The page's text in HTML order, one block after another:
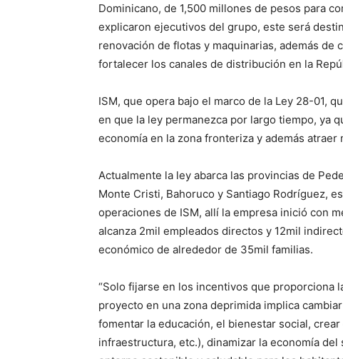
Dominicano, de 1,500 millones de pesos para
explicaron ejecutivos del grupo, este será
renovación de flotas y maquinarias, además
fortalecer los canales de distribución en la
ISM, que opera bajo el marco de la Ley 28-01,
en que la ley permanezca por largo tiempo, ya
economía en la zona fronteriza y además atraer
Actualmente la ley abarca las provincias de
Monte Cristi, Bahoruco y Santiago Rodríguez,
operaciones de ISM, allí la empresa inició con
alcanza 2mil empleados directos y 12mil
económico de alrededor de 35mil familias.
“Solo fijarse en los incentivos que proporciona
proyecto en una zona deprimida implica
fomentar la educación, el bienestar social,
infraestructura, etc.), dinamizar la economía